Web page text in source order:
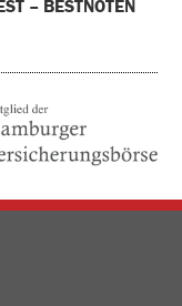
– BESTNOTEN